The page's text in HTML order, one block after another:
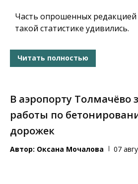
Часть опрошенных
такой статистике удивились.
Читать полностью
В аэропорту Толмачёво
работы по
дорожек
Автор: Оксана Мочалова 07